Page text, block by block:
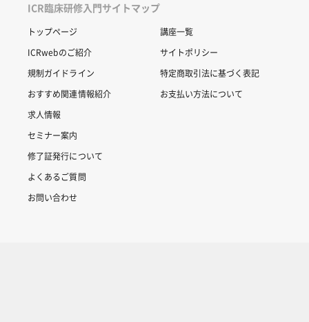
ICR臨床研修入門サイトマップ
トップページ
ICRwebのご紹介
規制ガイドライン
おすすめ関連情報紹介
求人情報
セミナー案内
修了証発行について
よくあるご質問
お問い合わせ
講座一覧
サイトポリシー
特定商取引法に基づく表記
お支払い方法について